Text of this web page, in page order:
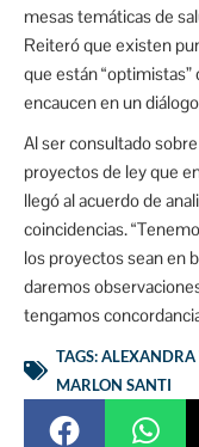
mesas temáticas de
Reiteró que existen
que están
encaucen en un
Al ser consultado
proyectos de ley que
llegó al acuerdo de
coincidencias.
los proyectos sean en
daremos
tengamos
TAGS:ALEXANDRA
MARLON SANTI